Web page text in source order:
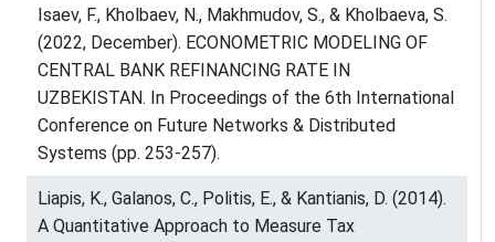
Isaev, F., Kholbaev, N., Makhmudov, S., & Kholbaeva, S.
(2022, December). ECONOMETRIC MODELING OF
CENTRAL BANK REFINANCING RATE IN
UZBEKISTAN. In Proceedings of the 6th International
Conference on Future Networks & Distributed
Systems (pp. 253-257).
Liapis, K., Galanos, C., Politis, E., & Kantianis, D. (2014).
A Quantitative Approach to Measure Tax